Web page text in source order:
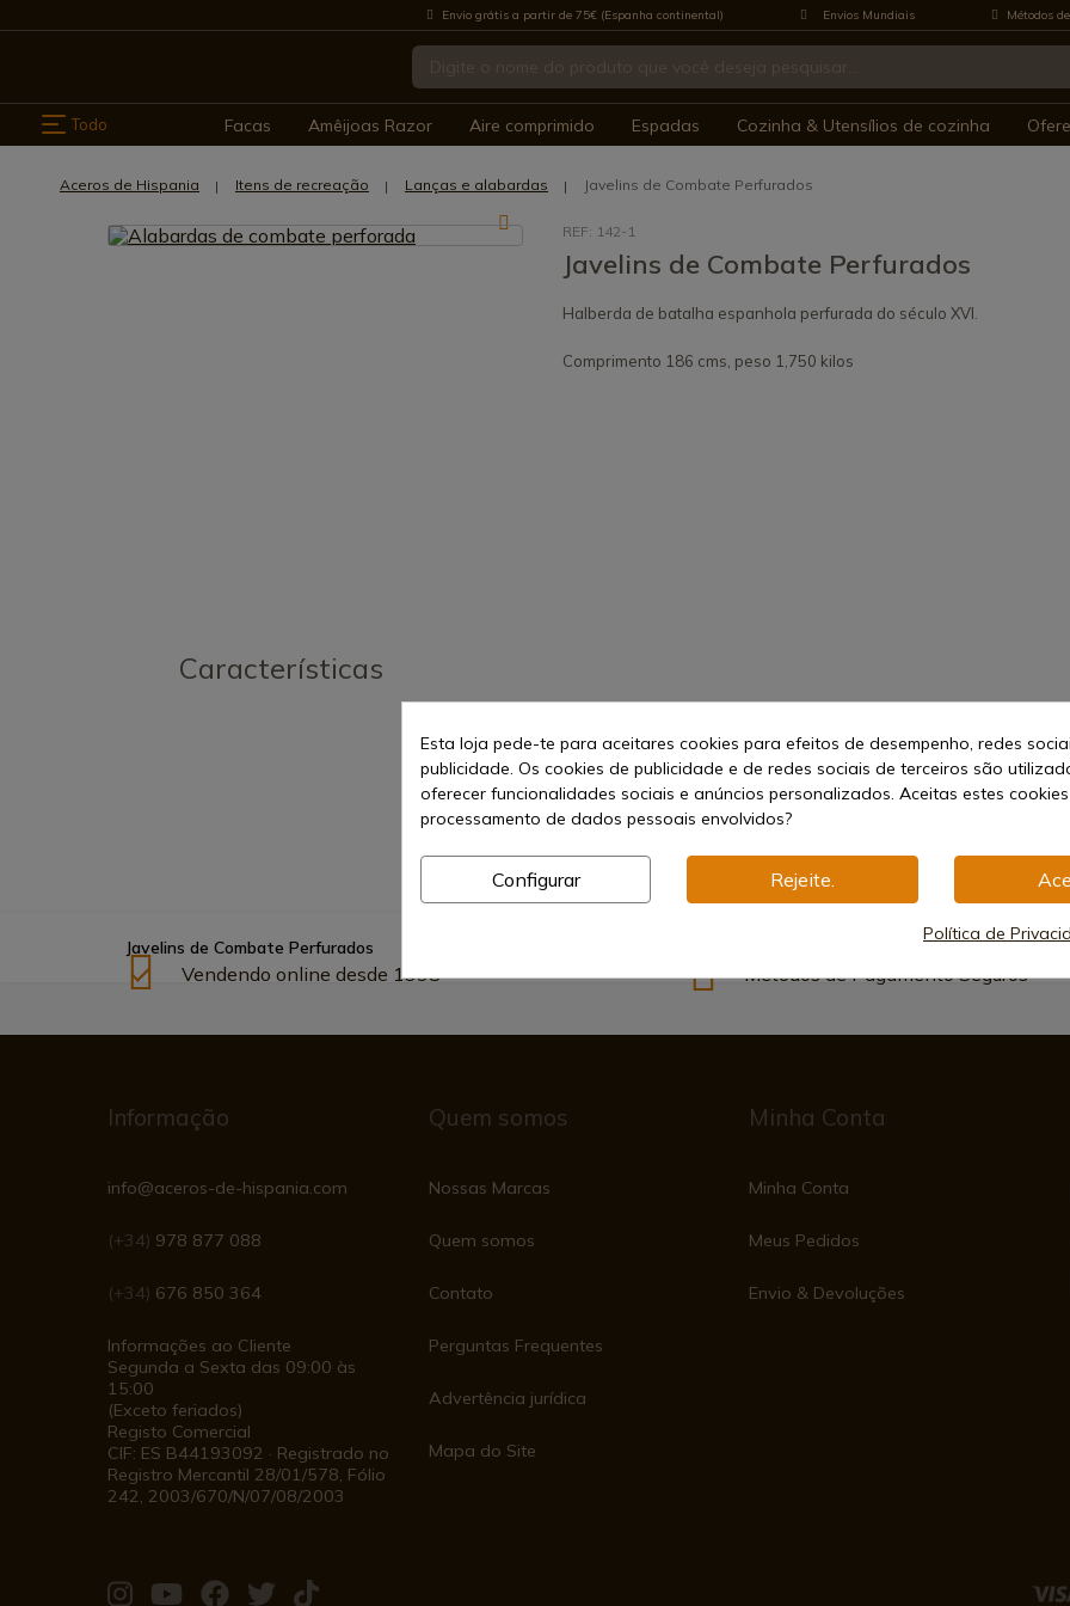
Envio grátis a partir de 75€ (Espanha continental) Envios Mundiais Métodos
Todo Facas Amêijoas Razor Aire comprimido Espadas Cozinha & Utensílios de cozinha
Aceros de Hispania Itens de recreação Lanças e alabardas Javelins de Combate Perfurados
REF: 142-1
Javelins de Combate Perfurados
Halberda de batalha espanhola perfurada do século XVI.
Comprimento 186 cms, peso 1,750 kilos
Características
Javelins de Combate Perfurados
Vendendo online desde 1998 Métodos de Pagamento Seguros
Informação
info@aceros-de-hispania.com
(+34) 978 877 088
(+34) 676 850 364
Informações ao Cliente
Segunda a Sexta das 09:00 às
15:00
(Exceto feriados)
Registo Comercial
CIF: ES B44193092 · Registrado no
Registro Mercantil 28/01/578, Fólio
242, 2003/670/N/07/08/2003
Quem somos
Nossas Marcas
Quem somos
Contato
Perguntas Frequentes
Advertência jurídica
Mapa do Site
Minha Conta
Minha Conta
Meus Pedidos
Envio & Devoluções
Esta loja pede-te para aceitares cookies para efeitos de desempenho, redes
publicidade. Os cookies de publicidade e de redes sociais de terceiros são
oferecer funcionalidades sociais e anúncios personalizados. Aceitas estes
processamento de dados pessoais envolvidos?
Configurar Rejeite.
Política de